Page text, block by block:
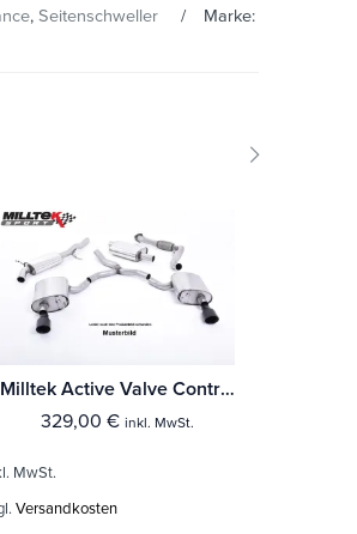
, Seitenschweller
Marke:
Milltek Active Valve Control Hyundai i30 N 2.0 T-GDi (250PS - (Fahrzeuge mit OPF)
329,00 € inkl. MwSt.
MwSt.
Versandkosten